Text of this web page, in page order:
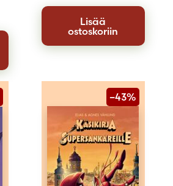
Lisää
ostoskoriin
–43%